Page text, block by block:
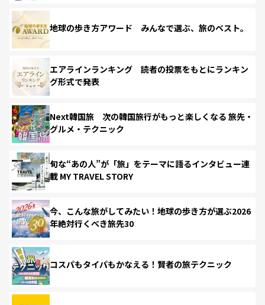
地球の歩き方アワード みんなで選ぶ、旅のベスト。
エアラインランキング 読者の投票をもとにランキン
グ形式で発表
Next韓国旅 次の韓国旅行がもっと楽しくなる 旅先・
グルメ・テクニック
旬な“あの人”が「旅」をテーマに語るインタビュー連
載 MY TRAVEL STORY
今、こんな旅がしてみたい！地球の歩き方が選ぶ2026
年絶対行くべき旅先30
コスパもタイパもかなえる！賢者の旅テクニック